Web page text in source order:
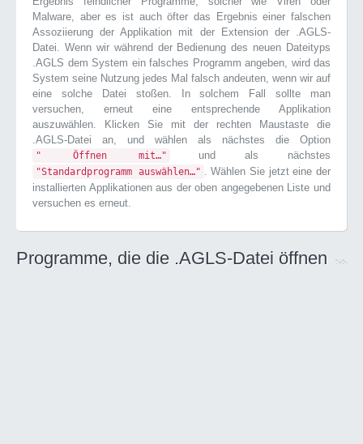
Malware, aber es ist auch öfter das Ergebnis einer falschen
Assoziierung der Applikation mit der Extension der .AGLS-
Datei. Wenn wir während der Bedienung des neuen Dateityps
.AGLS dem System ein falsches Programm angeben, wird das
System seine Nutzung jedes Mal falsch andeuten, wenn wir auf
eine solche Datei stoßen. In solchem Fall sollte man
versuchen, erneut eine entsprechende Applikation
auszuwählen. Klicken Sie mit der rechten Maustaste die
.AGLS-Datei an, und wählen als nächstes die Option
" Öffnen mit…" und als nächstes
"Standardprogramm auswählen…" . Wählen Sie jetzt eine der
installierten Applikationen aus der oben angegebenen Liste und
versuchen es erneut.
Programme, die die .AGLS-Datei öffnen